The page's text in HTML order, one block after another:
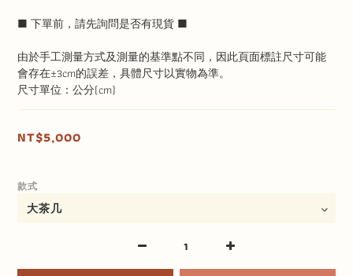
■ 下單前，請先詢問是否有現貨 ■
由於手工測量方式及測量的基準點不同，因此頁面標註尺寸可能
會存在±3cm的誤差，具體尺寸以實物為準。
尺寸單位：公分(cm)
NT$5,000
款式